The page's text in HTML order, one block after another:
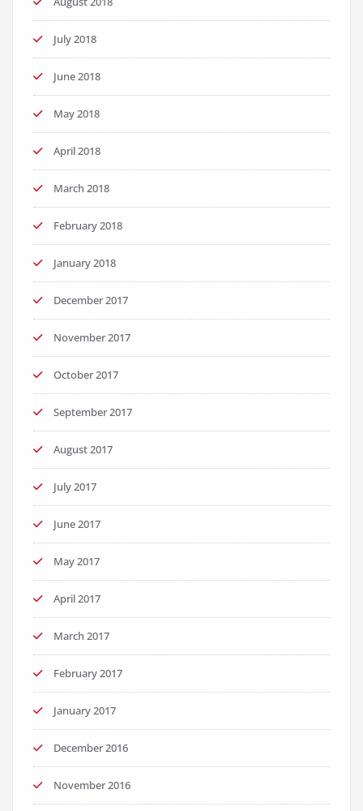
July 2018
June 2018
May 2018
April 2018
March 2018
February 2018
January 2018
December 2017
November 2017
October 2017
September 2017
August 2017
July 2017
June 2017
May 2017
April 2017
March 2017
February 2017
January 2017
December 2016
November 2016